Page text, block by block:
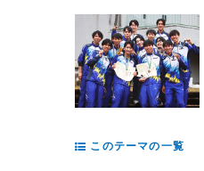
このテーマの一覧